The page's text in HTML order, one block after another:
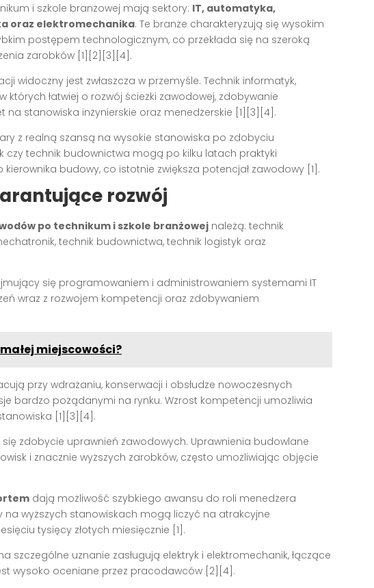
i szkole branżowej mają sektory: IT, automatyka,
oraz elektromechanika. Te branże charakteryzują się wysokim
postępem technologicznym, co przekłada się na szeroką
zarobków [1][2][3][4] .
widoczny jest zwłaszcza w przemyśle. Technik informatyk,
łatwiej o rozwój ścieżki zawodowej, zdobywanie
stanowiska inżynierskie oraz menedżerskie [1][3][4] .
z realną szansą na wysokie stanowiska po zdobyciu
czy technik budownictwa mogą po kilku latach praktyki
budowy, co istotnie zwiększa potencjał zawodowy [1] .
rozwój
po technikum i szkole branżowej należą: technik
technik budownictwa, technik logistyk oraz
się programowaniem i administrowaniem systemami IT
wraz z rozwojem kompetencji oraz zdobywaniem
miejscowości?
przy wdrażaniu, konserwacji i obsłudze nowoczesnych
bardzo pożądanymi na rynku. Wzrost kompetencji umożliwia
[1][3][4] .
się zdobycie uprawnień zawodowych. Uprawnienia budowlane
i znacznie wyższych zarobków, często umożliwiając objęcie
dają możliwość szybkiego awansu do roli menedżera
na wyższych stanowiskach mogą liczyć na atrakcyjne
tysięcy złotych miesięcznie [1] .
szczególne uznanie zasługują elektryk i elektromechanik, łączące
wysoko oceniane przez pracodawców [2][4] .